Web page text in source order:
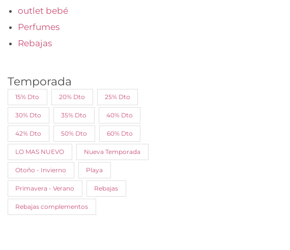
outlet bebé
Perfumes
Rebajas
Temporada
15% Dto 20% Dto 25% Dto
30% Dto 35% Dto 40% Dto
42% Dto 50% Dto 60% Dto
LO MAS NUEVO Nueva Temporada
Otoño - Invierno Playa
Primavera - Verano Rebajas
Rebajas complementos